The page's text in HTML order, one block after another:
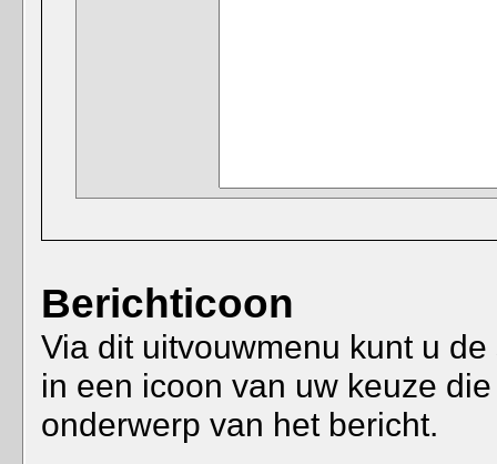
Berichticoon
Via dit uitvouwmenu kunt u
in een icoon van uw keuze
onderwerp van het bericht.